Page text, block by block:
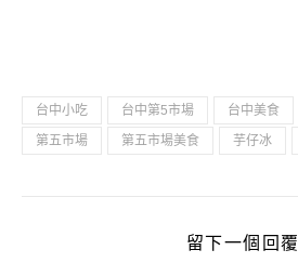
台中小吃 台中第5市場 台中美食
第五市場
第五市場美食 芋仔冰
留下一個回覆